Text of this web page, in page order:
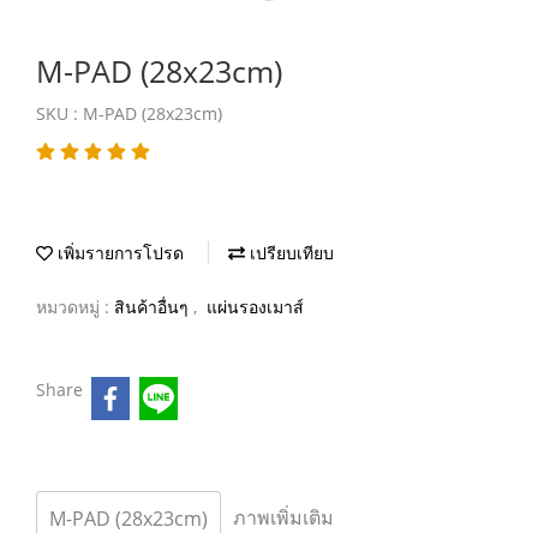
M-PAD (28x23cm)
SKU : M-PAD (28x23cm)
เพิ่มรายการโปรด เปรียบเทียบ
หมวดหมู่ : สินค้าอื่นๆ , แผ่นรองเมาส์
Share
M-PAD (28x23cm) ภาพเพิ่มเติม